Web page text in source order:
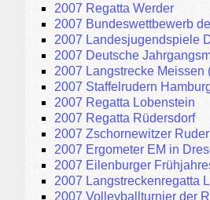
2007 Regatta Werder
2007 Bundeswettbewerb
2007 Landesjugendspiele
2007 Deutsche
2007 Langstrecke Meissen
2007 Staffelrudern
2007 Regatta Lobenstein
2007 Regatta Rüdersdorf
2007 Zschornewitzer
2007 Ergometer EM in
2007 Eilenburger
2007 Langstreckenregatta
2007 Volleyballturnier der